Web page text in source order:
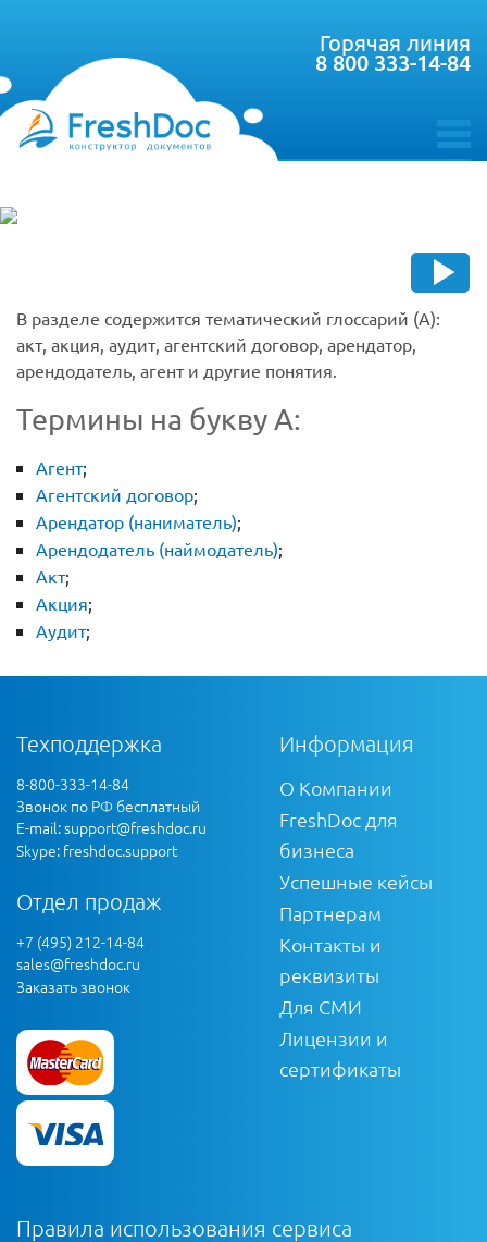
toggle
Горячая линия
8 800 333-14-84
В разделе содержится тематический глоссарий (А):
акт, акция, аудит, агентский договор, арендатор,
арендодатель, агент и другие понятия.
Термины на букву A:
Агент;
Агентский договор;
Арендатор (наниматель);
Арендодатель (наймодатель);
Акт;
Акция;
Аудит;
Техподдержка
8-800-333-14-84
Звонок по РФ бесплатный
E-mail:support@freshdoc.ru
Skype: freshdoc.support
Отдел продаж
+7 (495) 212-14-84
sales@freshdoc.ru
Заказать звонок
Информация
О Компании
FreshDoc для
бизнеса
Успешные кейсы
Партнерам
Контакты и
реквизиты
Для СМИ
Лицензии и
сертификаты
Правила использования сервиса